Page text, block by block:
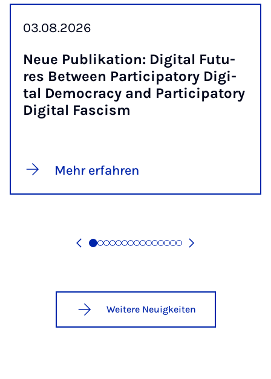
03.08.2026
Neue Pu­bli­ka­ti­on: Di­gi­tal Fu­tu­
res Bet­ween Par­ti­ci­pa­to­ry Di­gi­
tal De­mo­cra­cy and Par­ti­ci­pa­to­ry
Di­gi­tal Fa­s­cism
Mehr erfahren
Weitere Neuigkeiten